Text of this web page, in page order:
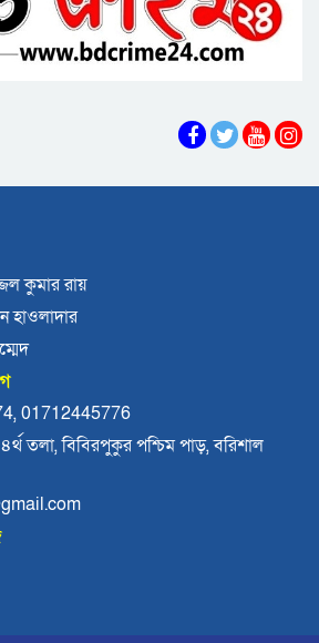
গৃহবধূকে শ্বসরোধে হত্যার অভিযোগ
হো‌স্টেলঃ ছাত্রাবা‌সের ছাদের পলেস্তারা
আহত
নিখোঁজের পর ডোবা থেকে বৃদ্ধের মরদেহ
দায়িত্বশীল গণমাধ্যম থাকা দরকার:
তথ্যমন্ত্রী
কে এম বাচ্চুর ওপর হাতুড়ি হামলা:যুবদল ও
কুমার রায়
হাওলাদার
01712445776
তলা, বিবিরপুকুর পশ্চিম পাড়, বরিশাল